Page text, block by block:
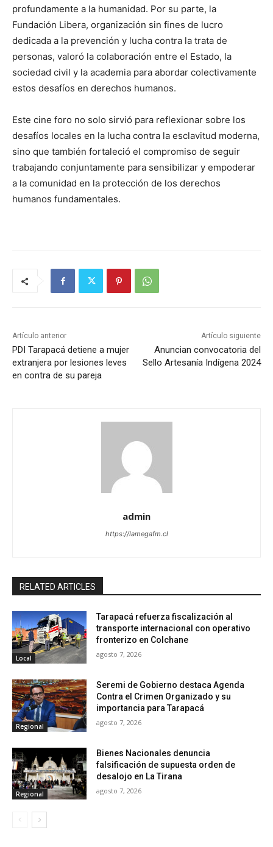
profundamente a la humanidad. Por su parte, la
Fundación Libera, organización sin fines de lucro
dedicada a la prevención y lucha contra la trata de
personas, valoró la colaboración entre el Estado, la
sociedad civil y la academia para abordar colectivamente
estos desafíos en derechos humanos.
Este cine foro no solo sirvió para reflexionar sobre los
desafíos locales en la lucha contra la esclavitud moderna,
sino que también fortaleció el compromiso de seguir
trabajando conjuntamente para sensibilizar y empoderar
a la comunidad en la protección de los derechos
humanos fundamentales.
Artículo anterior
PDI Tarapacá detiene a mujer
extranjera por lesiones leves
en contra de su pareja
Artículo siguiente
Anuncian convocatoria del
Sello Artesanía Indígena 2024
admin
https://lamegafm.cl
RELATED ARTICLES
Local
Tarapacá refuerza fiscalización al
transporte internacional con operativo
fronterizo en Colchane
agosto 7, 2026
Regional
Seremi de Gobierno destaca Agenda
Contra el Crimen Organizado y su
importancia para Tarapacá
agosto 7, 2026
Regional
Bienes Nacionales denuncia
falsificación de supuesta orden de
desalojo en La Tirana
agosto 7, 2026